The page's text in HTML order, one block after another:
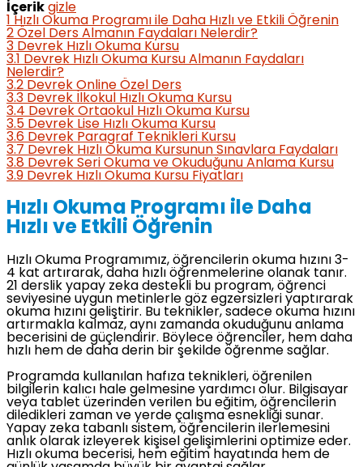
İçerik gizle
Hızlı Okuma Programı ile Daha Hızlı ve Etkili Öğrenin
2 Özel Ders Almanın Faydaları Nelerdir?
3 Devrek Hızlı Okuma Kursu
3.1
Devrek Hızlı Okuma Kursu Almanın Faydaları
Nelerdir?
3.2 Devrek Online Özel Ders
3.3 Devrek İlkokul Hızlı Okuma Kursu
3.4 Devrek Ortaokul Hızlı Okuma Kursu
3.5 Devrek Lise Hızlı Okuma Kursu
3.6 Devrek Paragraf Teknikleri Kursu
3.7 Devrek Hızlı Okuma Kursunun Sınavlara Faydaları
3.8 Devrek Seri Okuma ve Okuduğunu Anlama Kursu
3.9 Devrek Hızlı Okuma Kursu Fiyatları
Hızlı Okuma Programı ile Daha
Hızlı ve Etkili Öğrenin
Hızlı Okuma Programımız, öğrencilerin okuma hızını 3-
4 kat artırarak, daha hızlı öğrenmelerine olanak tanır.
21 derslik yapay zeka destekli bu program, öğrenci
seviyesine uygun metinlerle göz egzersizleri yaptırarak
okuma hızını geliştirir. Bu teknikler, sadece okuma hızını
artırmakla kalmaz, aynı zamanda okuduğunu anlama
becerisini de güçlendirir. Böylece öğrenciler, hem daha
hızlı hem de daha derin bir şekilde öğrenme sağlar.
Programda kullanılan hafıza teknikleri, öğrenilen
bilgilerin kalıcı hale gelmesine yardımcı olur. Bilgisayar
veya tablet üzerinden verilen bu eğitim, öğrencilerin
diledikleri zaman ve yerde çalışma esnekliği sunar.
Yapay zeka tabanlı sistem, öğrencilerin ilerlemesini
anlık olarak izleyerek kişisel gelişimlerini optimize eder.
Hızlı okuma becerisi, hem eğitim hayatında hem de